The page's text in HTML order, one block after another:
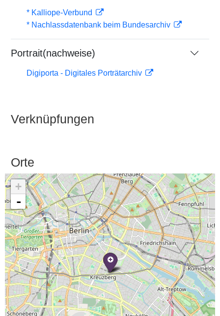
* Kalliope-Verbund
* Nachlassdatenbank beim Bundesarchiv
Portrait(nachweise)
Digiporta - Digitales Porträtarchiv
Verknüpfungen
Orte
+
-